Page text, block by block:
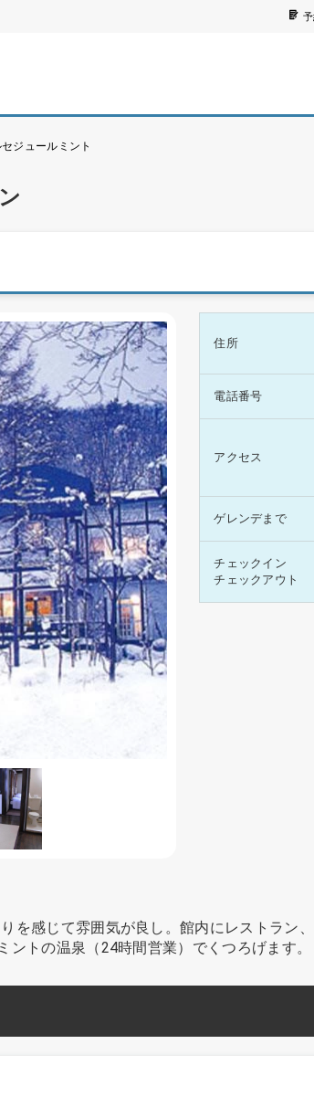
ジュールミント
住所
電話番号
アクセス
ゲレンデまで
チェックイン
チェックアウト
を感じて雰囲気が良し。館内にレストラン
トの温泉（24時間営業）でくつろげます。